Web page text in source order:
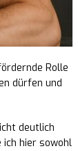
Rolle
dürfen und
deutlich
ich hier sowohl